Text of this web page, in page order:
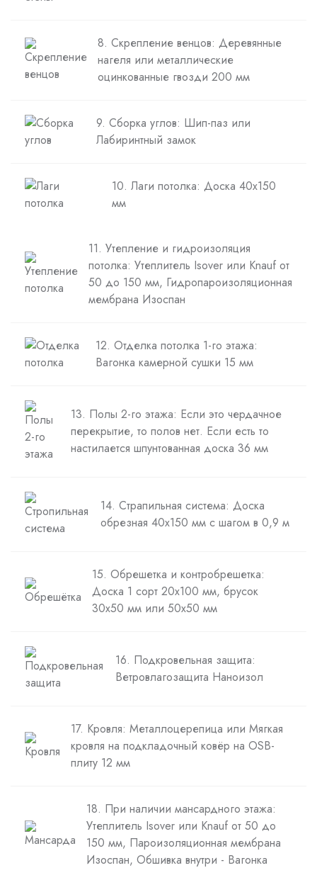
8. Скрепление венцов: Деревянные
нагеля или металлические
оцинкованные гвозди 200 мм
9. Сборка углов: Шип-паз или
Лабиринтный замок
10. Лаги потолка: Доска 40х150
мм
11. Утепление и гидроизоляция
потолка: Утеплитель Isover или Knauf от
50 до 150 мм, Гидропароизоляционная
мембрана Изоспан
12. Отделка потолка 1-го этажа:
Вагонка камерной сушки 15 мм
13. Полы 2-го этажа: Если это чердачное
перекрытие, то полов нет. Если есть то
настилается шпунтованная доска 36 мм
14. Страпильная система: Доска
обрезная 40х150 мм с шагом в 0,9 м
15. Обрешетка и контробрешетка:
Доска 1 сорт 20х100 мм, брусок
30х50 мм или 50х50 мм
16. Подкровельная защита:
Ветровлагозащита Наноизол
17. Кровля: Металлоцерепица или Мягкая
кровля на подкладочный ковёр на OSB-
плиту 12 мм
18. При наличии мансардного этажа:
Утеплитель Isover или Knauf от 50 до
150 мм, Пароизоляционная мембрана
Изоспан, Обшивка внутри - Вагонка